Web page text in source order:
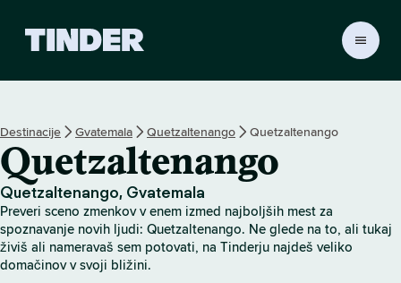
r
D
o
m
o
v
Destinacije Gvatemala Quetzaltenango Quetzaltenango
Quetzaltenango
Quetzaltenango, Gvatemala
Preveri sceno zmenkov v enem izmed najboljših mest za
spoznavanje novih ljudi: Quetzaltenango. Ne glede na to, ali tukaj
živiš ali nameravaš sem potovati, na Tinderju najdeš veliko
domačinov v svoji bližini.